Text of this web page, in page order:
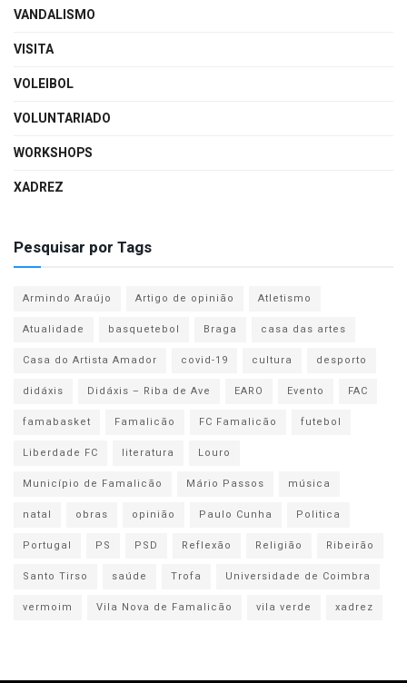
VANDALISMO
VISITA
VOLEIBOL
VOLUNTARIADO
WORKSHOPS
XADREZ
Pesquisar por Tags
Armindo Araújo Artigo de opinião
Atletismo
Atualidade
basquetebol Braga
casa das artes
Casa do Artista Amador
covid-19 cultura
desporto
didáxis
Didáxis – Riba de Ave EARO Evento
FAC
famabasket
Famalicão FC Famalicão
futebol
Liberdade FC
literatura
Louro
Município de Famalicão
Mário Passos
música
natal
obras opinião Paulo Cunha
Politica
Portugal
PS PSD Reflexão Religião
Ribeirão
Santo Tirso
saúde Trofa
Universidade de Coimbra
vermoim
Vila Nova de Famalicão vila verde xadrez